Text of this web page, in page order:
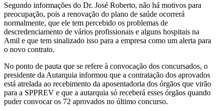
Segundo informações do Dr. José Roberto, não há motivos para
preocupação, pois a renovação do plano de saúde ocorrerá
normalmente, que ele tem percebido os problemas de
descredenciamento de vários profissionais e alguns hospitais na
Amil e que tem sinalizado isso para a empresa como um alerta para
o novo contrato.
No ponto de pauta que se refere à convocação dos concursados, o
presidente da Autarquia informou que a contratação dos aprovados
está atrelada ao recebimento da aposentadoria dos órgãos que virão
para a SPPREV e que a autarquia só receberá esses órgãos quando
puder convocar os 72 aprovados no último concurso.